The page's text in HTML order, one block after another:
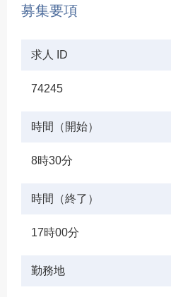
募集要項
求人 ID
74245
時間（開始）
8時30分
時間（終了）
17時00分
勤務地